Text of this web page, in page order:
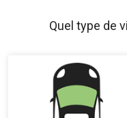
Quel type de